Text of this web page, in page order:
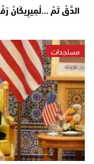
الدَّقْ تَمْ …لْمِيرِيكَانْ
مستجدات